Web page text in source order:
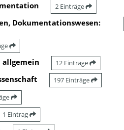
2 Einträge
Dokumentationswesen:
allgemein 12 Einträge
197 Einträge
1 Eintrag